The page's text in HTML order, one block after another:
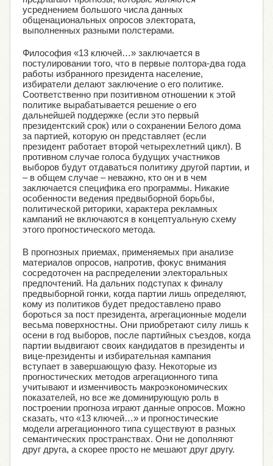
усреднением большого числа данных
общенациональных опросов электората,
выполненных разными полстерами.
Философия «13 ключей…» заключается в
постулировании того, что в первые полтора-два года
работы избранного президента население,
избиратели делают заключение о его политике.
Соответственно при позитивном отношении к этой
политике вырабатывается решение о его
дальнейшей поддержке (если это первый
президентский срок) или о сохранении Белого дома
за партией, которую он представляет (если
президент работает второй четырехлетний цикл). В
противном случае голоса будущих участников
выборов будут отдаваться политику другой партии, и
– в общем случае – неважно, кто он и в чем
заключается специфика его программы. Никакие
особенности ведения предвыборной борьбы,
политической риторики, характера рекламных
кампаний не включаются в концептуальную схему
этого прогностического метода.
В прогнозных приемах, применяемых при анализе
материалов опросов, напротив, фокус внимания
сосредоточен на распределении электоральных
предпочтений. На дальних подступах к финалу
предвыборной гонки, когда партии лишь определяют,
кому из политиков будет предоставлено право
бороться за пост президента, агрегационные модели
весьма поверхностны. Они приобретают силу лишь к
осени в год выборов, после партийных съездов, когда
партии выдвигают своих кандидатов в президенты и
вице-президенты и избирательная кампания
вступает в завершающую фазу. Некоторые из
прогностических методов агрегационного типа
учитывают и изменчивость макроэкономических
показателей, но все же доминирующую роль в
построении прогноза играют данные опросов. Можно
сказать, что «13 ключей…» и прогностические
модели агрегационного типа существуют в разных
семантических пространствах. Они не дополняют
друг друга, а скорее просто не мешают друг другу.